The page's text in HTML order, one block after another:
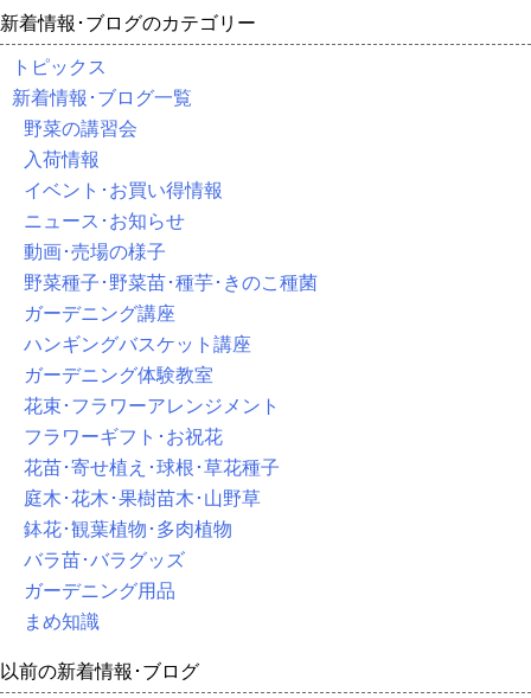
新着情報･ブログのカテゴリー
トピックス
新着情報･ブログ一覧
野菜の講習会
入荷情報
イベント･お買い得情報
ニュース･お知らせ
動画･売場の様子
野菜種子･野菜苗･種芋･きのこ種菌
ガーデニング講座
ハンギングバスケット講座
ガーデニング体験教室
花束･フラワーアレンジメント
フラワーギフト･お祝花
花苗･寄せ植え･球根･草花種子
庭木･花木･果樹苗木･山野草
鉢花･観葉植物･多肉植物
バラ苗･バラグッズ
ガーデニング用品
まめ知識
以前の新着情報･ブログ